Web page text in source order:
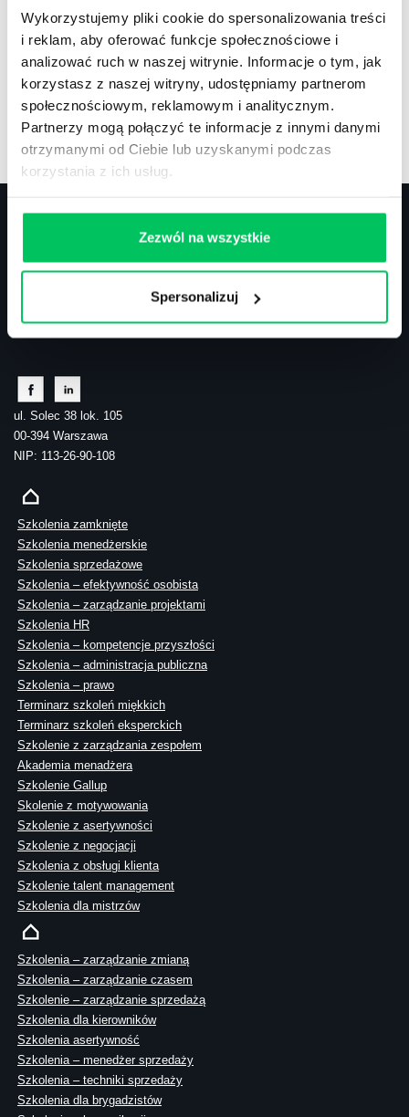
Wykorzystujemy pliki cookie do spersonalizowania treści
i reklam, aby oferować funkcje społecznościowe i
analizować ruch w naszej witrynie. Informacje o tym, jak
korzystasz z naszej witryny, udostępniamy partnerom
społecznościowym, reklamowym i analitycznym.
Partnerzy mogą połączyć te informacje z innymi danymi
otrzymanymi od Ciebie lub uzyskanymi podczas
korzystania z ich usług.
Zezwól na wszystkie
Spersonalizuj
Artykuły,Artykuły cd.,Prawo
Standardowe informacje z obszaru szkoleń.
Kontakt
tel.: 505 273 550
ul. Solec 38 lok. 105
00-394 Warszawa
NIP: 113-26-90-108
Szkolenia zamknięte
Szkolenia menedżerskie
Szkolenia sprzedażowe
Szkolenia – efektywność osobista
Szkolenia – zarządzanie projektami
Szkolenia HR
Szkolenia – kompetencje przyszłości
Szkolenia – administracja publiczna
Szkolenia – prawo
Terminarz szkoleń miękkich
Terminarz szkoleń eksperckich
Szkolenie z zarządzania zespołem
Akademia menadżera
Szkolenie Gallup
Skolenie z motywowania
Szkolenie z asertywności
Szkolenie z negocjacji
Szkolenia z obsługi klienta
Szkolenie talent management
Szkolenia dla mistrzów
Szkolenia – zarządzanie zmianą
Szkolenia – zarządzanie czasem
Szkolenie – zarządzanie sprzedażą
Szkolenia dla kierowników
Szkolenia asertywność
Szkolenia – menedżer sprzedaży
Szkolenia – techniki sprzedaży
Szkolenia dla brygadzistów